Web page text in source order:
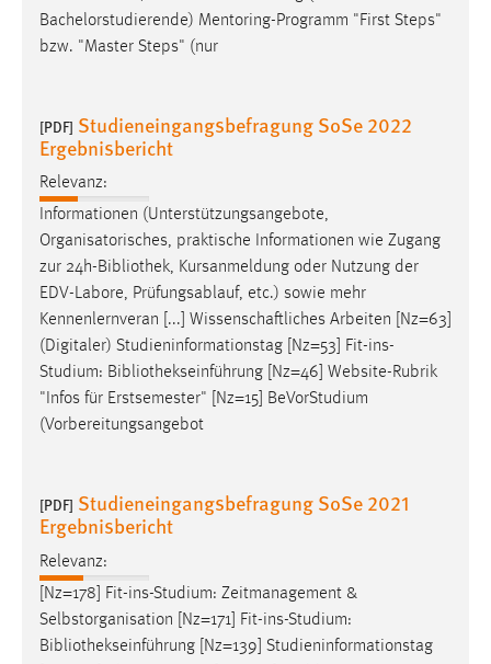
Bachelorstudierende) Mentoring-Programm "First Steps"
bzw. "Master Steps" (nur
[PDF] Studieneingangsbefragung SoSe 2022
Ergebnisbericht
Relevanz:
Informationen (Unterstützungsangebote,
Organisatorisches, praktische Informationen wie Zugang
zur 24h-Bibliothek, Kursanmeldung oder Nutzung der
EDV-Labore, Prüfungsablauf, etc.) sowie mehr
Kennenlernveran [...] Wissenschaftliches Arbeiten [Nz=63]
(Digitaler) Studieninformationstag [Nz=53] Fit-ins-
Studium: Bibliothekseinführung [Nz=46] Website-Rubrik
"Infos für Erstsemester" [Nz=15] BeVorStudium
(Vorbereitungsangebot
[PDF] Studieneingangsbefragung SoSe 2021
Ergebnisbericht
Relevanz:
[Nz=178] Fit-ins-Studium: Zeitmanagement &
Selbstorganisation [Nz=171] Fit-ins-Studium:
Bibliothekseinführung [Nz=139] Studieninformationstag